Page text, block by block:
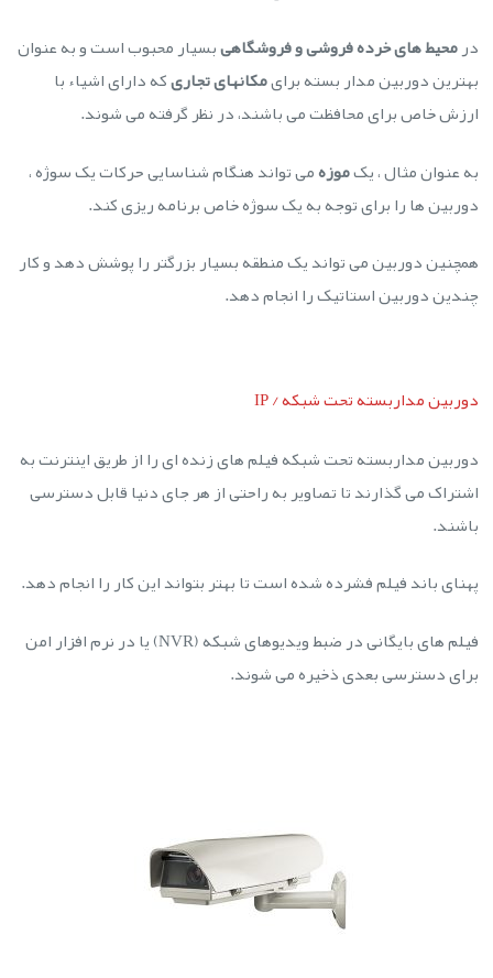
درمحیط های خرده فروشی و فروشگاهیبسیار محبوب است و به عنوان
بهترین دوربین مدار بسته برایمکانهای تجاریکه دارای اشیاء با
ارزش خاص برای محافظت می باشند، در نظر گرفته می شوند.
به عنوان مثال ، یکموزهمی تواند هنگام شناسایی حرکات یک سوژه ،
دوربین ها را برای توجه به یک سوژه خاص برنامه ریزی کند.
همچنین دوربین می تواند یک منطقه بسیار بزرگتر را پوشش دهد و کار
چندین دوربین استاتیک را انجام دهد.
دوربین مداربسته تحت شبکه / IP
دوربین مداربسته تحت شبکه فیلم های زنده ای را از طریق اینترنت به
اشتراک می گذارند تا تصاویر به راحتی از هر جای دنیا قابل دسترسی
باشند.
پهنای باند فیلم فشرده شده است تا بهتر بتواند این کار را انجام دهد.
فیلم های بایگانی در ضبط ویدیوهای شبکه (NVR) یا در نرم افزار امن
برای دسترسی بعدی ذخیره می شوند.